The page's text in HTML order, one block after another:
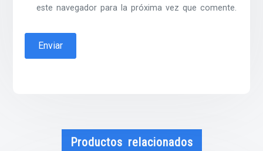
este navegador para la próxima vez que comente.
Productos relacionados